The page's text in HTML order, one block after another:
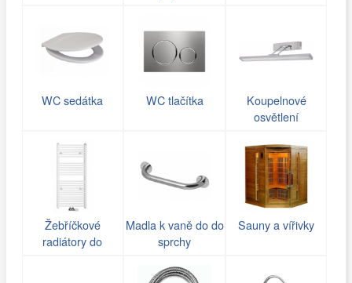
WC sedátka WC tlačítka
Koupelnové
osvětlení
Žebříčkové
radiátory do
Madla k vaně do do
sprchy
Sauny a vířivky